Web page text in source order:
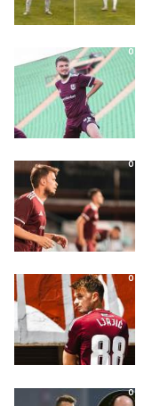
0
0
0
0